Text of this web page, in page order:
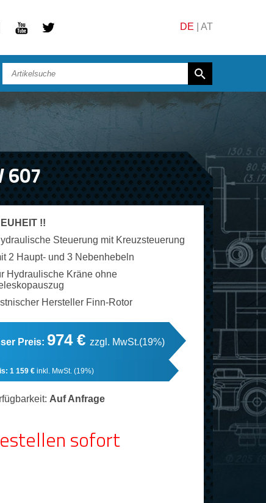
DE AT
607
!!
Steuerung mit Kreuzsteuerung
2 Haupt- und 3 Nebenhebeln
Hydraulische Kräne ohne
Hersteller Finn-Rotor
Preis: 974 € zzgl. MwSt.(19%)
1 159 € inkl. MwSt. (19%)
Auf Anfrage
sofort